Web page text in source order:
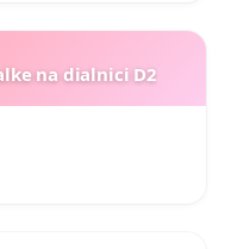
na dialnici D2